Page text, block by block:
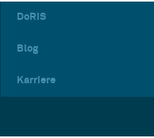
DoRIS
Blog
Karriere